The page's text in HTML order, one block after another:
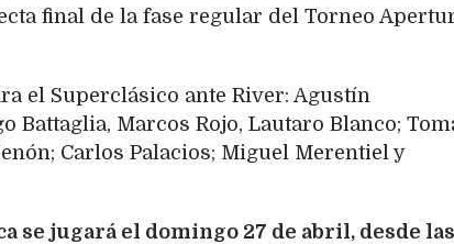
final de la fase regular del Torneo
el Superclásico ante River: Agustín
Battaglia, Marcos Rojo, Lautaro Blanco;
Carlos Palacios; Miguel Merentiel y
se jugará el domingo 27 de abril, desde las